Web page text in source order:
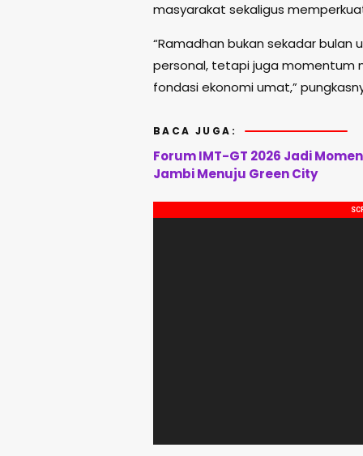
masyarakat sekaligus
“Ramadhan bukan sekadar
personal, tetapi juga momentum
fondasi ekonomi umat,”
BACA JUGA:
Forum IMT-GT 2026 Jadi
Jambi Menuju Green City